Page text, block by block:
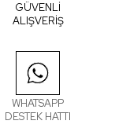
GÜVENLİ
ALIŞVERİŞ
WHATSAPP
DESTEK HATTI